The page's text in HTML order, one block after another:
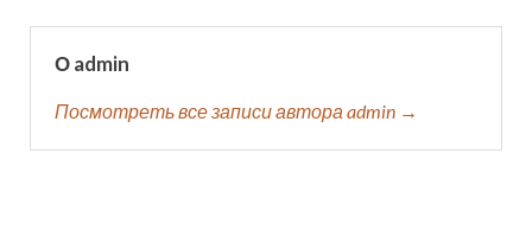
О admin
Посмотреть все записи автора admin →